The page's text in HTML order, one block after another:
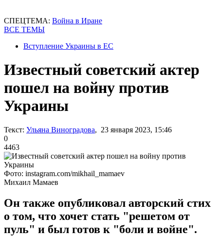
СПЕЦТЕМА: Война в Иране
ВСЕ ТЕМЫ
Вступление Украины в ЕС
Известный советский актер
пошел на войну против
Украины
Текст: Ульяна Виноградова, 23 января 2023, 15:46
0
4463
Фото: instagram.com/mikhail_mamaev
Михаил Мамаев
Он также опубликовал авторский стих
о том, что хочет стать "решетом от
пуль" и был готов к "боли и войне".